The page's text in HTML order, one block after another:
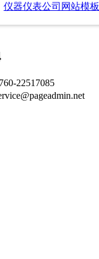
仪器仪表公司网站模板
22517085